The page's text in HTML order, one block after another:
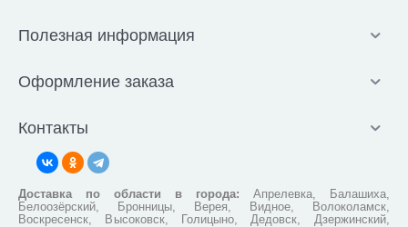
Полезная информация
Оформление заказа
Контакты
Доставка по области в города: Апрелевка, Балашиха,
Белоозёрский, Бронницы, Верея, Видное, Волоколамск,
Воскресенск, Высоковск, Голицыно, Дедовск, Дзержинский,